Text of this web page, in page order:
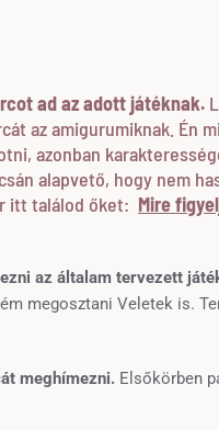
ad az adott játéknak.
az amigurumiknak. Én
azonban
alapvető, hogy nem
itt találod őket: Mire
az általam tervezett
megosztani Veletek is.
meghímezni. Elsőkörben